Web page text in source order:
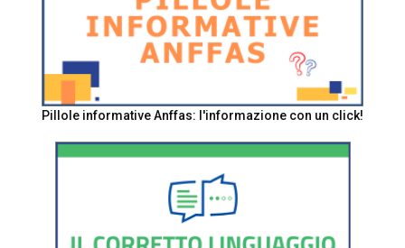
Pillole informative Anffas: l'informazione con un click!